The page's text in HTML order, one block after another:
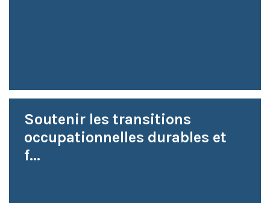
Soutenir les transitions
occupationnelles durables et
f...